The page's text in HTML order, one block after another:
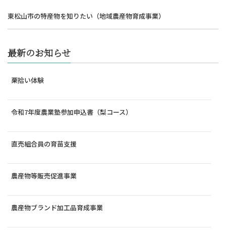
東松山市の特産物を知りたい（地域農産物育成事業）
最新のお知らせ
栗拾い体験
令和7年度農業塾参加申込書（梨コース）
直売組合員の育苗支援
農産物等販売促進事業
農産物ブランド加工品育成事業